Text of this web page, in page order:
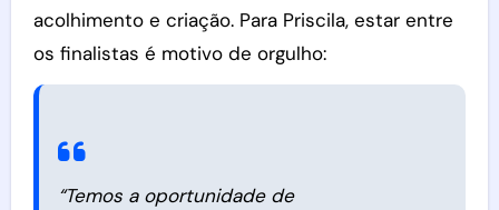
acolhimento e criação. Para Priscila, estar entre
os finalistas é motivo de orgulho:
“Temos a oportunidade de